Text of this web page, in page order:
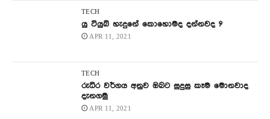
TECH
යු ටියුබ් හැදුනේ කොහොමද දන්නවද ?
APR 11, 2021
TECH
රුධිර වර්ගය අනුව ඔබට සුදුසු කෑම මොනවාද
දැනගමු
APR 11, 2021